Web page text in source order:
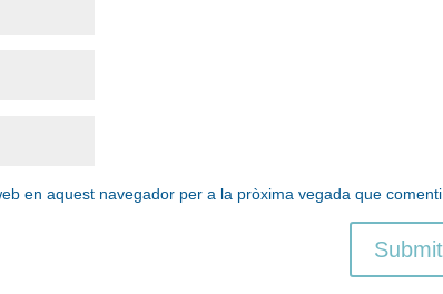
en aquest navegador per a la pròxima vegada que comenti.